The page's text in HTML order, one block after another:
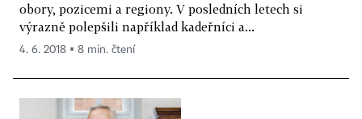
obory, pozicemi a regiony. V posledních letech si
výrazně polepšili například kadeřníci a...
4. 6. 2018 ▪ 8 min. čtení